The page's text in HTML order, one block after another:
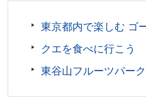
館)、第3金曜日(祝日の場合
アクセス／地下鉄東山線・鶴
より徒歩約5分 ※詳しくは公
所在地／愛知県名古屋市中区
東京都内で楽しむ ゴ
クエを食べに行こう
東谷山フルーツパーク